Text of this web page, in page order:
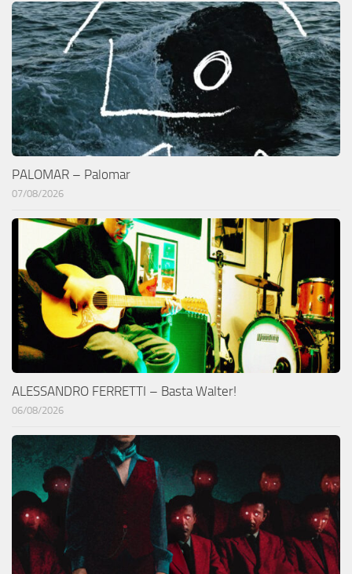
PALOMAR – Palomar
07/08/2026
ALESSANDRO FERRETTI – Basta Walter!
06/08/2026